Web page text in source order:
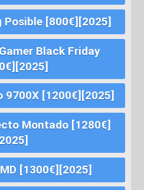
Posible [800€][2025]
Black Friday
9700X [1200€][2025]
Montado [1280€]
[1300€][2025]